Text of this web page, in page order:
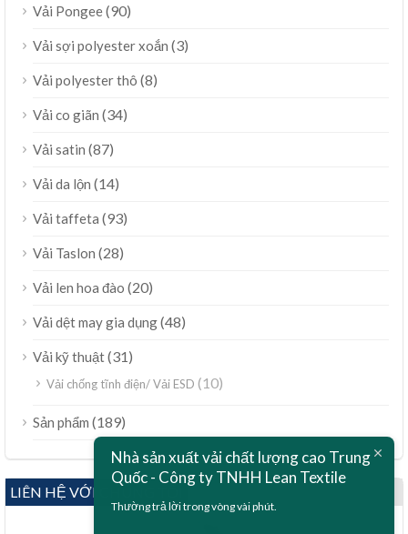
Vải Pongee(90)
Vải sợi polyester xoắn (3)
Vải polyester thô (8)
Vải co giãn (34)
Vải satin (87)
Vải da lộn (14)
Vải taffeta (93)
Vải Taslon (28)
Vải len hoa đào (20)
Vải dệt may gia dụng(48)
Vải kỹ thuật(31)
Vải chống tĩnh điện/ Vải ESD (10)
Sản phẩm (189)
LIÊN HỆ VỚI CHÚNG TÔI
Nhà sản xuất vải chất lượng cao Trung
Quốc - Công ty TNHH Lean Textile
Thường trả lời trong vòng vài phút.
Bahasa Indonesia
Polski
Bahasa Melayu
ไทย